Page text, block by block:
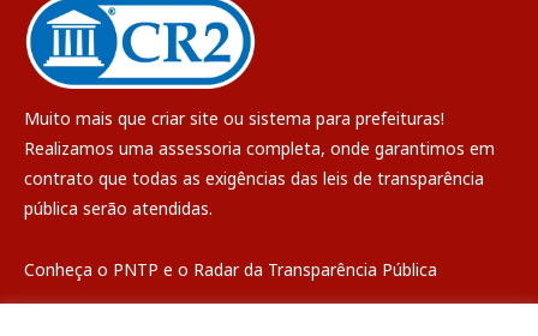
Muito mais que criar site ou sistema para prefeituras!
Realizamos uma assessoria completa, onde garantimos em
contrato que todas as exigências das leis de transparência
pública serão atendidas.
Conheça o PNTP e o Radar da Transparência Pública